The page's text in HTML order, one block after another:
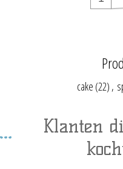
cake (22) ,
Klanten